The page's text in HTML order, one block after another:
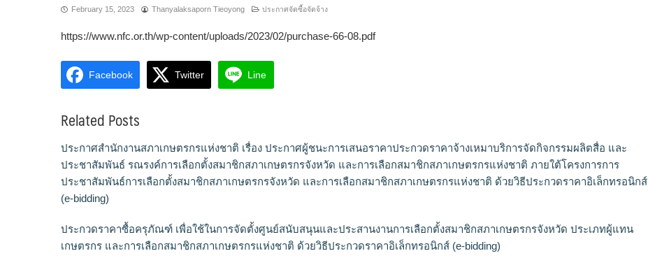
February 15, 2023 Thanyalaksaporn Tieoyong ประกาศจัดซื้อจัดจ้าง
https://www.nfc.or.th/wp-content/uploads/2023/02/purchase-66-08.pdf
Facebook Twitter Line
Related Posts
ประกาศสำนักงานสภาเกษตรกรแห่งชาติ เรื่อง ประกาศผู้ชนะการเสนอราคาประกวดราคาจ้างเหมาบริการจัดกิจกรรมผลิตสื่อ และ
ประชาสัมพันธ์ รณรงค์การเลือกตั้งสมาชิกสภาเกษตรกรจังหวัด และการเลือกสมาชิกสภาเกษตรกรแห่งชาติ ภายใต้โครงการการ
ประชาสัมพันธ์การเลือกตั้งสมาชิกสภาเกษตรกรจังหวัด และการเลือกสมาชิกสภาเกษตรกรแห่งชาติ ด้วยวิธีประกวดราคาอิเล็กทรอนิกส์
(e-bidding)
ประกวดราคาซื้อครุภัณฑ์ เพื่อใช้ในการจัดตั้งศูนย์สนับสนุนและประสานงานการเลือกตั้งสมาชิกสภาเกษตรกรจังหวัด ประเภทผู้แทน
เกษตรกร และการเลือกสมาชิกสภาเกษตรกรแห่งชาติ ด้วยวิธีประกวดราคาอิเล็กทรอนิกส์ (e-bidding)